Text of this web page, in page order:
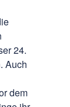
24.
Auch
dem